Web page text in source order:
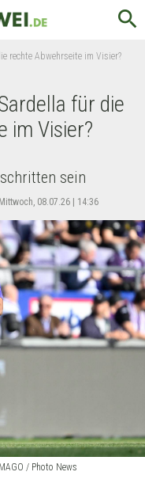
search
rechte Abwehrseite im Visier?
für die
im Visier?
sein
08.07.26 | 14:36
/ Photo News